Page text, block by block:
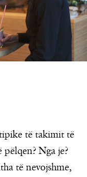
të takimit të
Nga je?
të nevojshme,